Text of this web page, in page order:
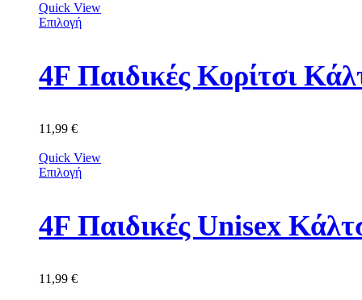
Quick View
Επιλογή
11,99 €
Quick View
Επιλογή
11,99 €